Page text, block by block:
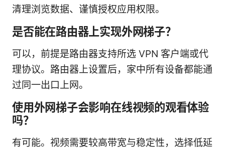
清理浏览数据、谨慎授权应用权限。
是否能在路由器上实现外网梯子？
可以，前提是路由器支持所选 VPN 客户端或代
理协议。路由器上设置后，家中所有设备都能通
过同一出口上网。
使用外网梯子会影响在线视频的观看体验
吗？
有可能。视频需要较高带宽与稳定性，选择低延